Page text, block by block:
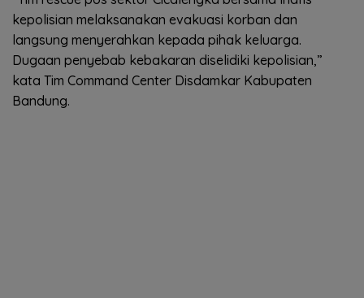
kepolisian melaksanakan evakuasi korban dan
langsung menyerahkan kepada pihak keluarga.
Dugaan penyebab kebakaran diselidiki kepolisian,”
kata Tim Command Center Disdamkar Kabupaten
Bandung.